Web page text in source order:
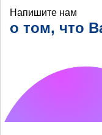
Напишите нам
о том, что